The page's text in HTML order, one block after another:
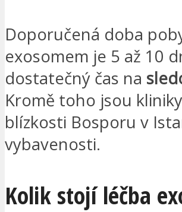
Doporučená doba
exosomem je 5 až 10
dostatečný čas na
Kromě toho jsou
blízkosti Bosporu v
vybavenosti.
Kolik stojí léčba